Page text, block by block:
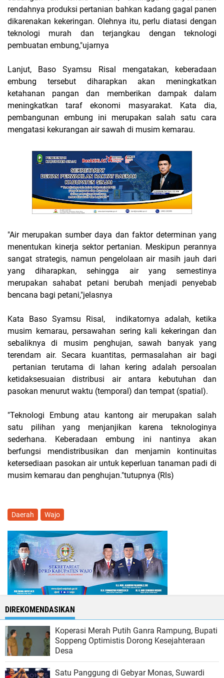
rendahnya produksi pertanian bahkan kadang gagal panen
dikarenakan kekeringan. Olehnya itu, perlu diatasi dengan
teknologi murah dan terjangkau dengan teknologi
pembuatan embung,"ujarnya
Lanjut, Baso Syamsu Risal mengatakan, keberadaan
embung tersebut diharapkan akan meningkatkan
ketahanan pangan dan memberikan dampak dalam
meningkatkan taraf ekonomi masyarakat. Kata dia,
pembangunan embung ini merupakan salah satu cara
mengatasi kekurangan air sawah di musim kemarau.
"Air merupakan sumber daya dan faktor determinan yang
menentukan kinerja sektor pertanian. Meskipun perannya
sangat strategis, namun pengelolaan air masih jauh dari
yang diharapkan, sehingga air yang semestinya
merupakan sahabat petani berubah menjadi penyebab
bencana bagi petani,"jelasnya
Kata Baso Syamsu Risal, indikatornya adalah, ketika
musim kemarau, persawahan sering kali kekeringan dan
sebaliknya di musim penghujan, sawah banyak yang
terendam air. Secara kuantitas, permasalahan air bagi
pertanian terutama di lahan kering adalah persoalan
ketidaksesuaian distribusi air antara kebutuhan dan
pasokan menurut waktu (temporal) dan tempat (spatial).
"Teknologi Embung atau kantong air merupakan salah
satu pilihan yang menjanjikan karena teknologinya
sederhana. Keberadaan embung ini nantinya akan
berfungsi mendistribusikan dan menjamin kontinuitas
ketersediaan pasokan air untuk keperluan tanaman padi di
musim kemarau dan penghujan."tutupnya (Rls)
Daerah Wajo
DIREKOMENDASIKAN
Koperasi Merah Putih Ganra Rampung, Bupati
Soppeng Optimistis Dorong Kesejahteraan
Desa
Satu Panggung di Gebyar Monas, Suwardi